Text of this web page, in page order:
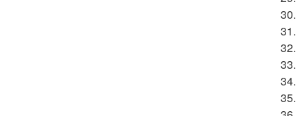
30.
31.
32.
33.
34.
35.